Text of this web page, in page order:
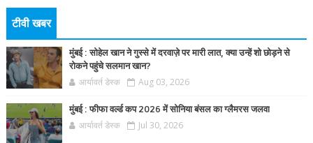
टीवी खबर
मुंबई : सोहेल खान ने गुस्से में दरवाज़े पर मारी लात, क्या उन्हें शो छोड़ने से
रोकने पहुंचे सलमान खान?
आर्यावर्त डेस्क Aug 03, 2026
मुंबई : फीफा वर्ल्ड कप 2026 में सोनिया बंसल का ग्लैमरस जलवा
आर्यावर्त डेस्क Jul 30, 2026